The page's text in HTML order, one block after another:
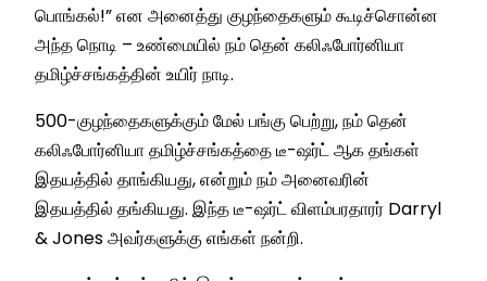
பொங்கல்!” என அனைத்து குழந்தைகளும் கூடிச்சொன்ன
அந்த நொடி – உண்மையில் நம் தென் கலிஃபோர்னியா
தமிழ்ச்சங்கத்தின் உயிர் நாடி.
500-குழந்தைகளுக்கும் மேல் பங்கு பெற்று, நம் தென்
கலிஃபோர்னியா தமிழ்ச்சங்கத்தை டீ-ஷர்ட் ஆக தங்கள்
இதயத்தில் தாங்கியது, என்றும் நம் அனைவரின்
இதயத்தில் தங்கியது. இந்த டீ-ஷர்ட் விளம்பரதாரர் Darryl
& Jones அவர்களுக்கு எங்கள் நன்றி.